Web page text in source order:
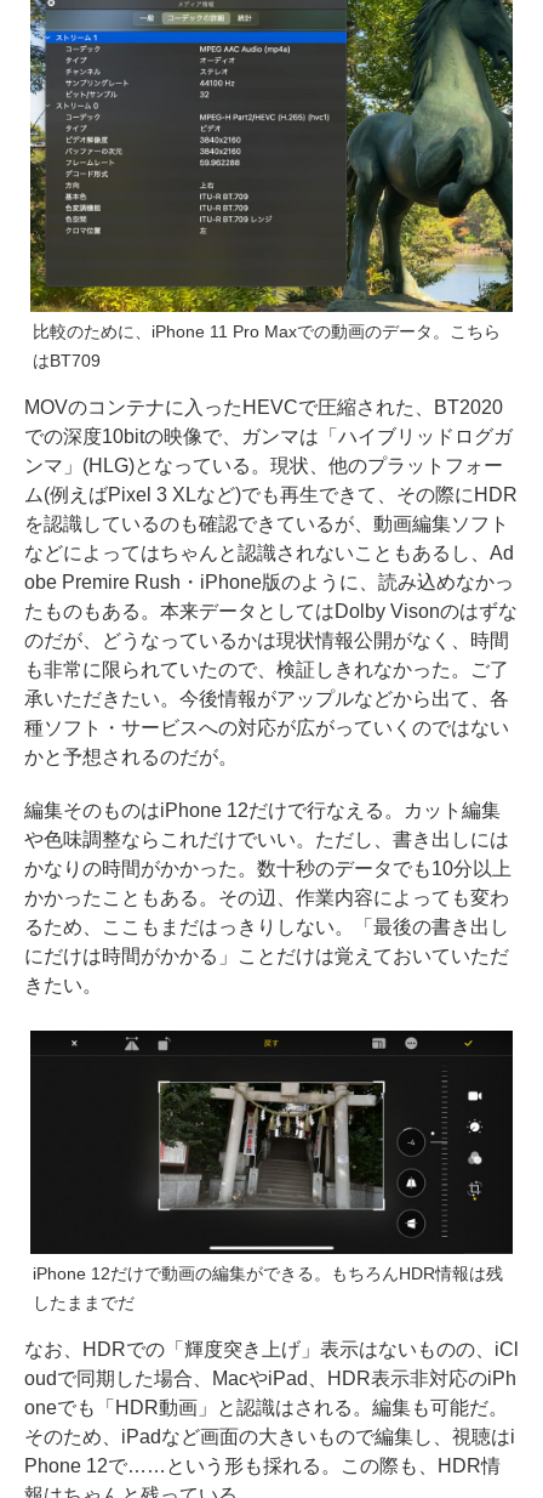
比較のために、iPhone 11 Pro Maxでの動画のデータ。こちら
はBT709
MOVのコンテナに入ったHEVCで圧縮された、BT2020
での深度10bitの映像で、ガンマは「ハイブリッドログガ
ンマ」(HLG)となっている。現状、他のプラットフォー
ム(例えばPixel 3 XLなど)でも再生できて、その際にHDR
を認識しているのも確認できているが、動画編集ソフト
などによってはちゃんと認識されないこともあるし、Ad
obe Premire Rush・iPhone版のように、読み込めなかっ
たものもある。本来データとしてはDolby Visonのはずな
のだが、どうなっているかは現状情報公開がなく、時間
も非常に限られていたので、検証しきれなかった。ご了
承いただきたい。今後情報がアップルなどから出て、各
種ソフト・サービスへの対応が広がっていくのではない
かと予想されるのだが。
編集そのものはiPhone 12だけで行なえる。カット編集
や色味調整ならこれだけでいい。ただし、書き出しには
かなりの時間がかかった。数十秒のデータでも10分以上
かかったこともある。その辺、作業内容によっても変わ
るため、ここもまだはっきりしない。「最後の書き出し
にだけは時間がかかる」ことだけは覚えておいていただ
きたい。
iPhone 12だけで動画の編集ができる。もちろんHDR情報は残
したままでだ
なお、HDRでの「輝度突き上げ」表示はないものの、iCl
oudで同期した場合、MacやiPad、HDR表示非対応のiPh
oneでも「HDR動画」と認識はされる。編集も可能だ。
そのため、iPadなど画面の大きいもので編集し、視聴はi
Phone 12で……という形も採れる。この際も、HDR情